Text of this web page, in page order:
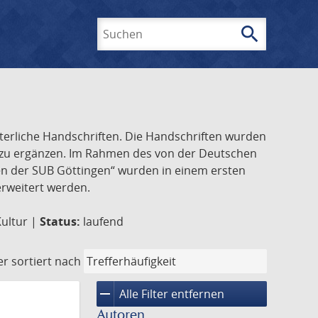
search
Handschriften. Die Handschriften wurden
ergänzen. Im Rahmen des von der Deutschen
SUB Göttingen“ wurden in einem ersten
werden.
| Status: laufend
sortiert nach
remove Alle Filter entfernen